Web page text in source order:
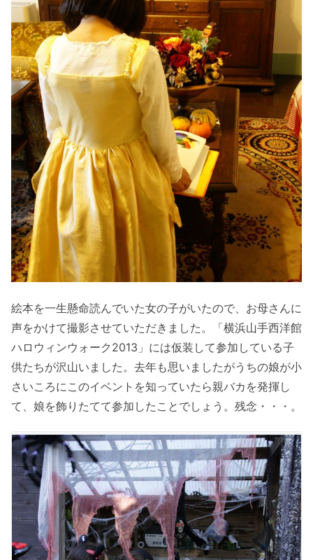
絵本を一生懸命読んでいた女の子がいたので、お母さんに
声をかけて撮影させていただきました。「横浜山手西洋館
ハロウィンウォーク2013」には仮装して参加している子
供たちが沢山いました。去年も思いましたがうちの娘が小
さいころにこのイベントを知っていたら親バカを発揮し
て、娘を飾りたてて参加したことでしょう。残念・・・。